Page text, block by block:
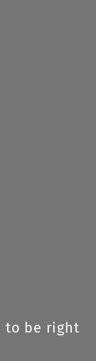
to be right